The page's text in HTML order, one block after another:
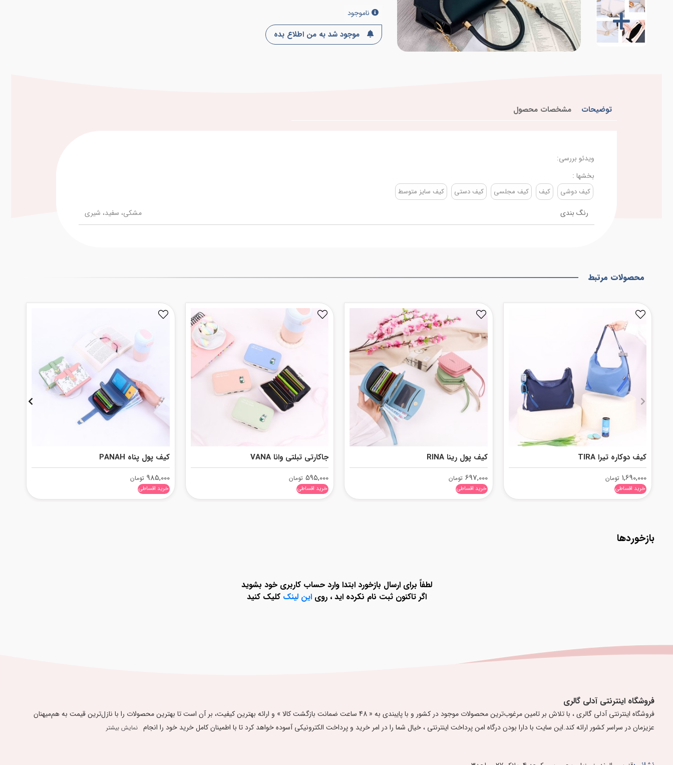
ناموجود
موجود شد به من اطلاع بده
توضیحات مشخصات محصول
ویدئو بررسی:
بخشها :
کیف دوشی کیف کیف مجلسی کیف دستی کیف سایز متوسط
رنگ بندی مشکی، سفید، شیری
محصولات مرتبط
کیف دوکاره تیرا TIRA
1,690,000 تومان
خرید اقساطی
کیف پول رینا RINA
697,000 تومان
خرید اقساطی
جاکارتی تبلتی وانا VANA
595,000 تومان
خرید اقساطی
کیف پول پناه PANAH
985,000 تومان
خرید اقساطی
بازخوردها
لطفاً برای ارسال بازخورد ابتدا وارد حساب کاربری خود بشوید
اگر تاکنون ثبت نام نکرده اید ، رویاین لینک کلیک کنید
فروشگاه اینترنتی آدلی گالری
فروشگاه اینترنتی آدلی گالری ، با تلاش بر تامین مرغوب‌ترین محصولات موجود در کشور و با پایبندی به « 48 ساعت ضمانت بازگشت کالا » و ارائه بهترین کیفیت، بر آن است تا بهترین محصولات را با نازل‌ترین قیمت به هم‌میهنان
عزیزمان در سراسر کشور ارائه کند. ​​​​​​​ ​این سایت با دارا بودن درگاه امن پرداخت اینترنتی ، خیال شما را در امر خرید و پرداخت الکترونیکی آسوده خواهد کرد تا با اطمینان کامل ​​​​​​​خرید خود را انجام نمایش بیشتر